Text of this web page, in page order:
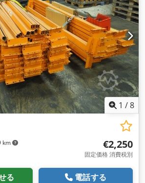
1 /8
km €2,250
固定価格 消費税別
る 電話する